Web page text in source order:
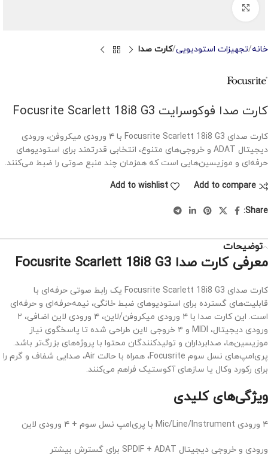
خانه تجهیزات استودیویی کارت صدا
کارت صدا فوکوسرایت Focusrite Scarlett 18i8 G3
کارت صدای Focusrite Scarlett 18i8 G3 با ۴ ورودی میکروفن، ورودی
دیجیتال ADAT و خروجی‌های متنوع، انتخابی قدرتمند برای استودیوهای
حرفه‌ای و موزیسین‌هایی است که همزمان چند منبع صوتی را ضبط می‌کنند.
Add to compare
Add to wishlist
Share:
توضیحات
معرفی کارت صدا Focusrite Scarlett 18i8 G3
کارت صدای Focusrite Scarlett 18i8 G3 یک رابط صوتی حرفه‌ای با
قابلیت‌های گسترده برای استودیوهای ضبط خانگی، نیمه‌حرفه‌ای و حرفه‌ای
است. این کارت صدا با ۴ ورودی میکروفن/لاین، ۴ ورودی لاین اضافی، ۲
ورودی دیجیتال، MIDI و ۴ خروجی لاین طراحی شده تا پاسخگوی نیاز
موزیسین‌ها، صدابرداران و تولیدکنندگان محتوا با پروژه‌های بزرگ‌تر باشد.
پری‌امپ‌های نسل سوم Focusrite، همراه با حالت Air، صدایی شفاف و گرم را
برای رکورد وکال یا سازهای آکوستیک فراهم می‌کنند.
ویژگی‌های کلیدی
۴ ورودی Mic/Line/Instrument با پری‌امپ نسل سوم + ۴ ورودی لاین
ورودی و خروجی دیجیتال SPDIF + ADAT برای گسترش بیشتر